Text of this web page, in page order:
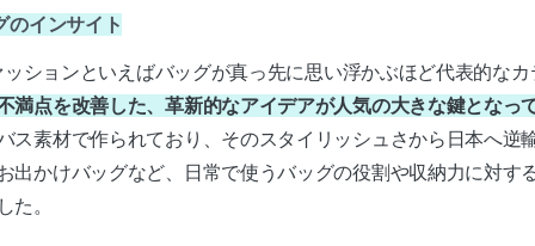
のインサイト
ションといえばバッグが真っ先に思い浮かぶほど代表的な
満点を改善した、革新的なアイデアが人気の大きな鍵となっ
ス素材で作られており、そのスタイリッシュさから日本へ逆
出かけバッグなど、日常で使うバッグの役割や収納力に対す
た。